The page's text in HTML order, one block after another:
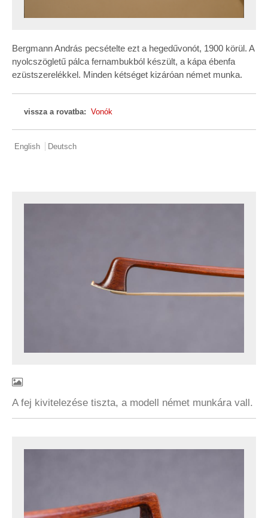
Bergmann András pecsételte ezt a hegedűvonót, 1900 körül. A
nyolcszögletű pálca fernambukból készült, a kápa ébenfa
ezüstszerelékkel. Minden kétséget kizáróan német munka.
vissza a rovatba: Vonók
English Deutsch
A fej kivitelezése tiszta, a modell német munkára vall.